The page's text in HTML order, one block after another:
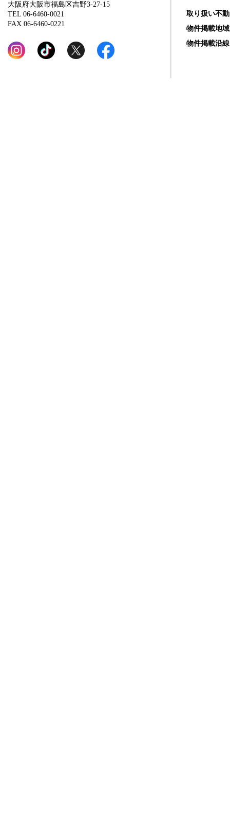
大阪府大阪市福島区吉野3-27-15
TEL 06-6460-0021
FAX 06-6460-0221
取り扱い不
物件掲載地域
物件掲載沿線